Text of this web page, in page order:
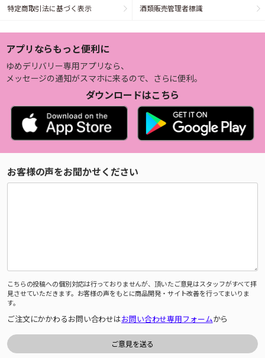
特定商取引法に基づく表示 酒類販売管理者標識
アプリならもっと便利に
ゆめデリバリー専用アプリなら、
メッセージの通知がスマホに来るので、さらに便利。
ダウンロードはこちら
お客様の声をお聞かせください
こちらの投稿への個別対応は行っておりませんが、頂いたご意見はスタッフがすべて拝
見させていただきます。お客様の声をもとに商品開発・サイト改善を行ってまいりま
す。
ご注文にかかわるお問い合わせはお問い合わせ専用フォームから